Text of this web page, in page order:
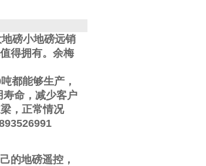
磅小地磅远销
得拥有。 余梅
吨都能够生产，
命，减少客户
，正常情况
的地磅遥控，